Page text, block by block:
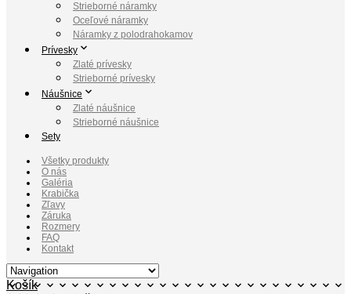
Strieborné náramky
Oceľové náramky
Náramky z polodrahokamov
Prívesky
Zlaté prívesky
Strieborné prívesky
Náušnice
Zlaté náušnice
Strieborné náušnice
Sety
Všetky produkty
O nás
Galéria
Krabička
Zľavy
Záruka
Rozmery
FAQ
Kontakt
Košík